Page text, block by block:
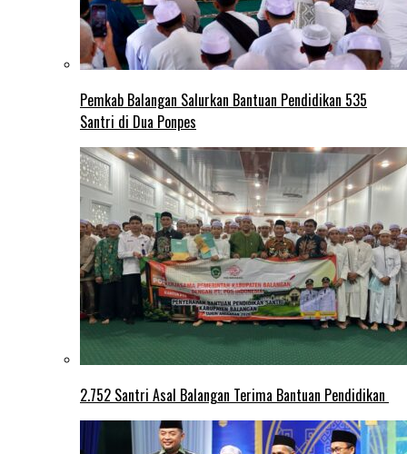
Pemkab Balangan Salurkan Bantuan Pendidikan 535
Santri di Dua Ponpes
2.752 Santri Asal Balangan Terima Bantuan Pendidikan